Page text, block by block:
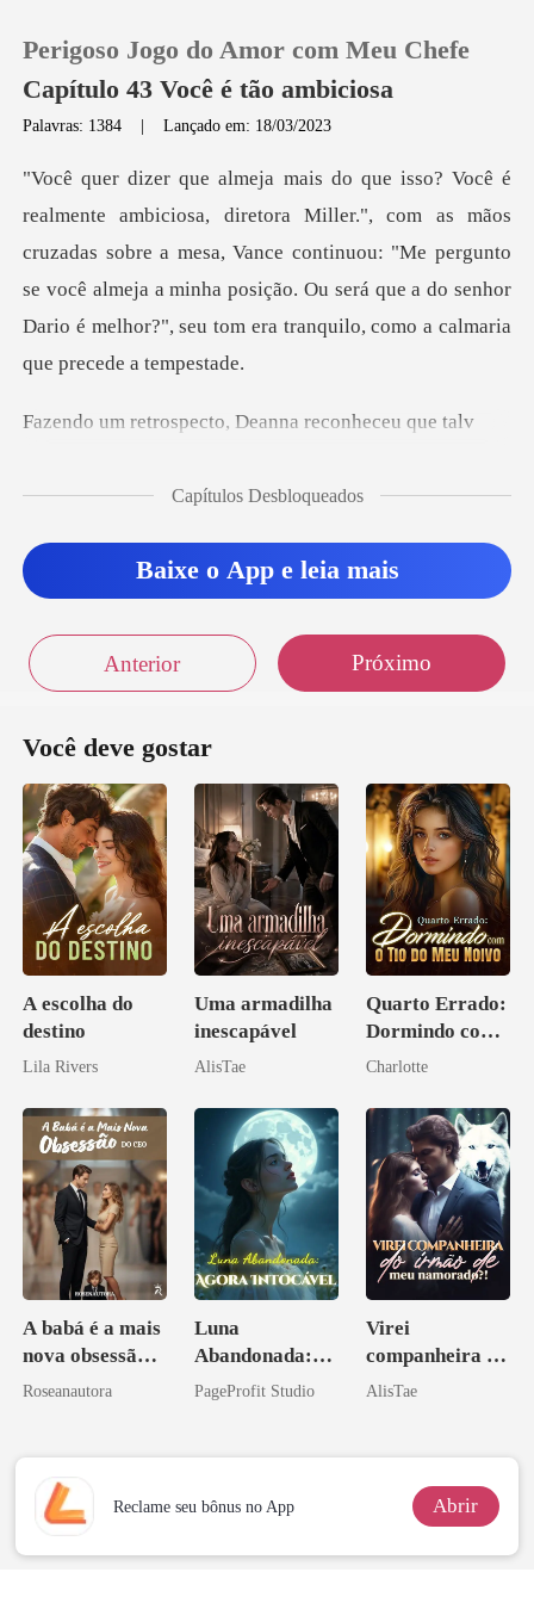
0
Loja
Perigoso Jogo do Amor com Meu Chefe
Capítulo 43 Você é tão ambiciosa
Palavras: 1384 |Lançado em: 18/03/2023
mãos
cruzadas sobre a mesa, Vance continuou: "Me pergunto
se você almeja a minha posição. Ou será
specto, Deanna r
Capítulos Desbloqueados
Baixe o App e leia mais
Anterior Próximo
Você deve gostar
A escolha do
destino
Lila Rivers
Uma armadilha
inescapável
AlisTae
Quarto Errado:
Dormindo com
o Tio do Meu
Charlotte
A babá é a mais
nova obsessão
do CEO
Roseanautora
Luna
Abandonada:
Agora Intocável
PageProfit Studio
Virei
companheira do
irmão de meu
AlisTae
Reclame seu bônus no App Abrir